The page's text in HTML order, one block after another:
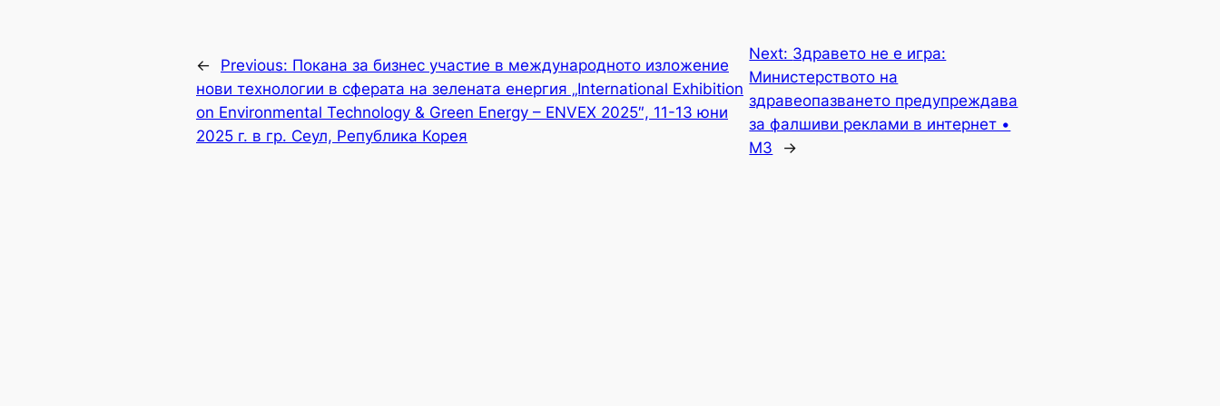
← Previous: Покана за бизнес участие в международното изложение
нови технологии в сферата на зелената енергия „International Exhibition
on Environmental Technology & Green Energy – ENVEX 2025″, 11-13 юни
2025 г. в гр. Сеул, Република Корея
Next: Здравето не е игра:
Министерството на
здравеопазването предупреждава
за фалшиви реклами в интернет •
МЗ
→